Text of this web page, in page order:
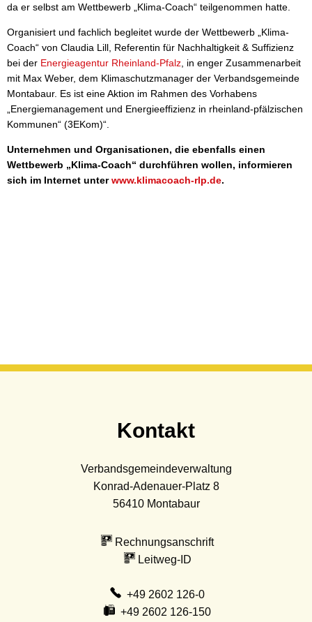
da er selbst am Wettbewerb „Klima-Coach“ teilgenommen hatte.
Organisiert und fachlich begleitet wurde der Wettbewerb „Klima-
Coach“ von Claudia Lill, Referentin für Nachhaltigkeit & Suffizienz
bei der Energieagentur Rheinland-Pfalz , in enger Zusammenarbeit
mit Max Weber, dem Klimaschutzmanager der Verbandsgemeinde
Montabaur. Es ist eine Aktion im Rahmen des Vorhabens
„Energiemanagement und Energieeffizienz in rheinland-pfälzischen
Kommunen“ (3EKom)“.
Unternehmen und Organisationen, die ebenfalls einen
Wettbewerb „Klima-Coach“ durchführen wollen, informieren
sich im Internet unterwww.klimacoach-rlp.de.
Kontakt
Verbandsgemeindeverwaltung
Konrad-Adenauer-Platz 8
56410 Montabaur
Rechnungsanschrift
Leitweg-ID
+49 2602 126-0
+49 2602 126-150